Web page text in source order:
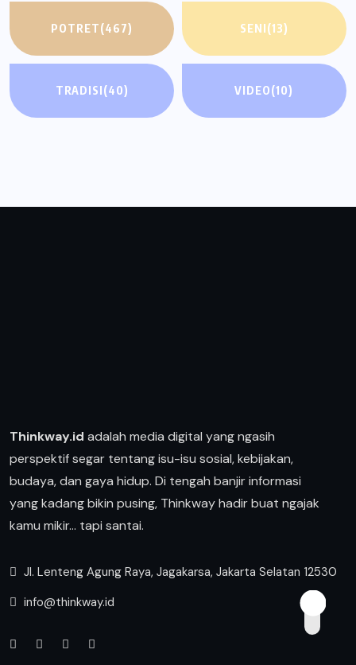
POTRET(467) SENI(13)
TRADISI(40) VIDEO(10)
Thinkway.id adalah media digital yang ngasih
perspektif segar tentang isu-isu sosial, kebijakan,
budaya, dan gaya hidup. Di tengah banjir informasi
yang kadang bikin pusing, Thinkway hadir buat ngajak
kamu mikir… tapi santai.
Jl. Lenteng Agung Raya, Jagakarsa, Jakarta Selatan 12530
info@thinkway.id